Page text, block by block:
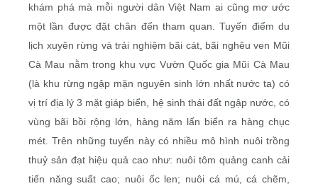
khám phá mà mỗi người dân Việt Nam ai cũng mơ ước
một lần được đặt chân đến tham quan. Tuyến điểm du
lịch xuyên rừng và trải nghiệm bãi cát, bãi nghêu ven Mũi
Cà Mau nằm trong khu vực Vườn Quốc gia Mũi Cà Mau
(là khu rừng ngập mặn nguyên sinh lớn nhất nước ta) có
vị trí địa lý 3 mặt giáp biển, hệ sinh thái đất ngập nước, có
vùng bãi bồi rộng lớn, hàng năm lấn biển ra hàng chục
mét. Trên những tuyến này có nhiều mô hình nuôi trồng
thuỷ sản đạt hiệu quả cao như: nuôi tôm quảng canh cải
tiến năng suất cao; nuôi ốc len; nuôi cá mú, cá chẽm,